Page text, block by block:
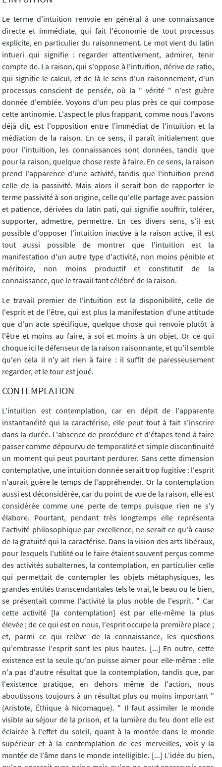
Le terme d'intuition renvoie en général à une connaissance
directe et immédiate, qui fait l'économie de tout processus
explicite, en particulier du raisonnement. Le mot vient du latin
intueri qui signifie : regarder attentivement, admirer, tenir
compte de. La raison, qui s'oppose à l'intuition, dérive de ratio,
qui signifie le calcul, et de là le sens d'un raisonnement, d'un
processus conscient de pensée, où la " vérité " n'est guère
donnée d'emblée. Voyons d'un peu plus près ce qui compose
cette antinomie. L'aspect le plus frappant, comme nous l'avons
déjà dit, est l'opposition entre l'immédiat de l'intuition et la
médiation de la raison. En ce sens, il paraît initialement que
pour l'intuition, les connaissances sont données, tandis que
pour la raison, quelque chose reste à faire. En ce sens, la raison
prend l'apparence d'une activité, tandis que l'intuition prend
celle de la passivité. Mais alors il serait bon de rapporter le
terme passivité à son origine, celle qu'elle partage avec passion
et patience, dérivées du latin pati, qui signifie souffrir, tolérer,
supporter, admettre, permettre. En ces divers sens, s'il est
possible d'opposer l'intuition inactive à la raison active, il est
tout aussi possible de montrer que l'intuition est la
manifestation d'un autre type d'activité, non moins pénible et
méritoire, non moins productif et constitutif de la
connaissance, que le travail tant célébré de la raison.
Le travail premier de l'intuition est la disponibilité, celle de
l'esprit et de l'être, qui est plus la manifestation d'une attitude
que d'un acte spécifique, quelque chose qui renvoie plutôt à
l'être et moins au faire, à soi et moins à un objet. Or ce qui
choque ici le défenseur de la raison raisonnante, et qu'il semble
qu'en cela il n'y ait rien à faire : il suffit de paresseusement
regarder, et le tour est joué.
CONTEMPLATION
L'intuition est contemplation, car en dépit de l'apparente
instantanéité qui la caractérise, elle peut tout à fait s'inscrire
dans la durée. L'absence de procédure et d'étapes tend à faire
passer comme dépourvu de temporalité et simple discontinuité
un moment qui peut pourtant perdurer. Sans cette dimension
contemplative, une intuition donnée serait trop fugitive : l'esprit
n'aurait guère le temps de l'appréhender. Or la contemplation
aussi est déconsidérée, car du point de vue de la raison, elle est
considérée comme une perte de temps puisque rien ne s'y
élabore. Pourtant, pendant très longtemps elle représenta
l'activité philosophique par excellence, ne serait-ce qu'à cause
de la gratuité qui la caractérise. Dans la vision des arts libéraux,
pour lesquels l'utilité ou le faire étaient souvent perçus comme
des activités subalternes, la contemplation, en particulier celle
qui permettait de contempler les objets métaphysiques, les
grandes entités transcendantales tels le vrai, le beau ou le bien,
se présentait comme l'activité la plus noble de l'esprit. " Car
cette activité [la contemplation] est par elle-même la plus
élevée ; de ce qui est en nous, l'esprit occupe la première place ;
et, parmi ce qui relève de la connaissance, les questions
qu'embrasse l'esprit sont les plus hautes. [...] En outre, cette
existence est la seule qu'on puisse aimer pour elle-même : elle
n'a pas d'autre résultat que la contemplation, tandis que, par
l'existence pratique, en dehors même de l'action, nous
aboutissons toujours à un résultat plus ou moins important "
(Aristote, Éthique à Nicomaque). " Il faut assimiler le monde
visible au séjour de la prison, et la lumière du feu dont elle est
éclairée à l'effet du soleil, quant à la montée dans le monde
supérieur et à la contemplation de ces merveilles, vois-y la
montée de l'âme dans le monde intelligible. [...] L'idée du bien,